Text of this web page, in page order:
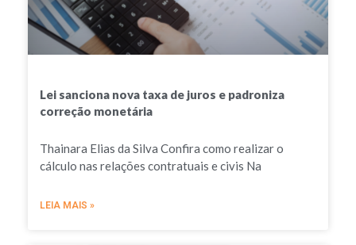
Lei sanciona nova taxa de juros e padroniza
correção monetária
Thainara Elias da Silva Confira como realizar o
cálculo nas relações contratuais e civis Na
LEIA MAIS »